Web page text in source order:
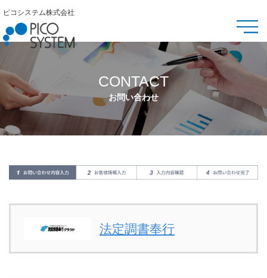
ピコシステム株式会社
CONTACT
お問い合わせ
法定調書奉行